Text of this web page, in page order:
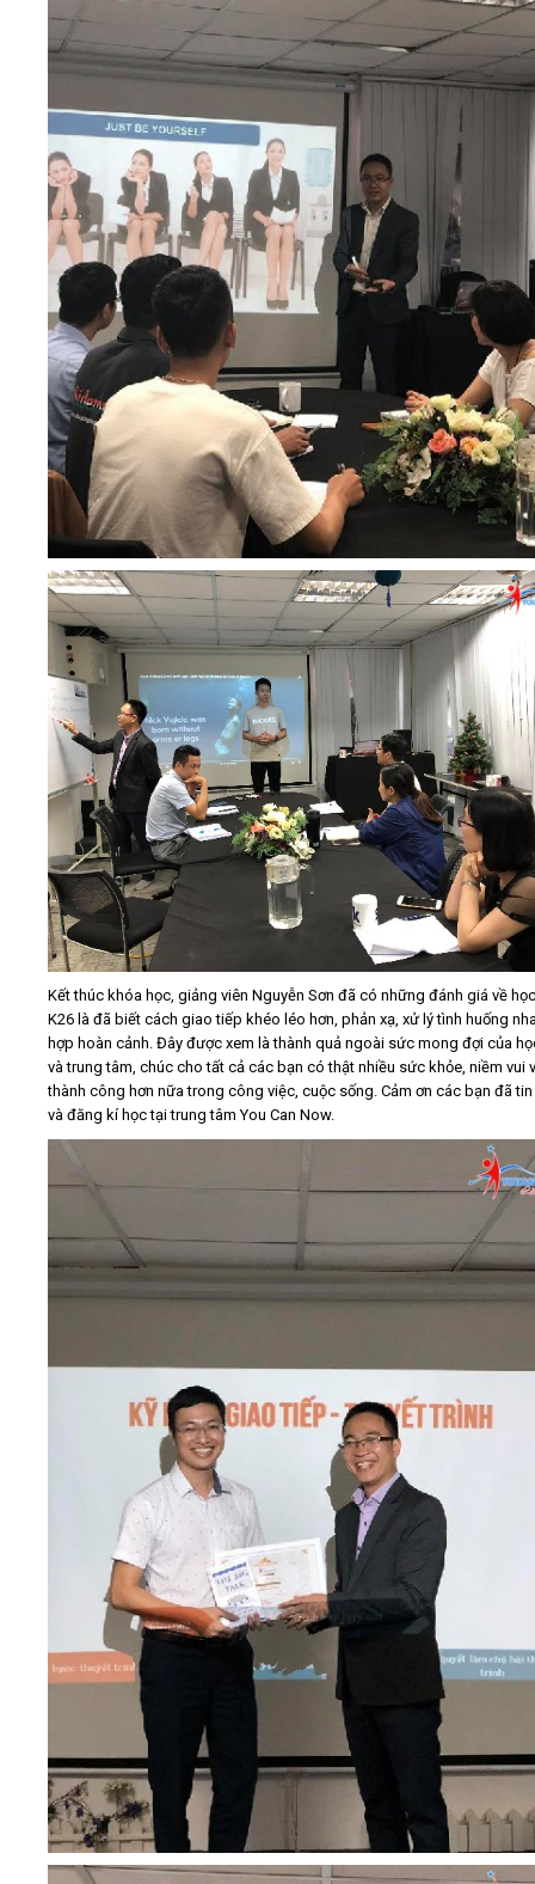
Kết thúc khóa học, giảng viên Nguyễn Sơn đã có những đánh giá về
K26 là đã biết cách giao tiếp khéo léo hơn, phản xạ, xử lý tình huống
hợp hoàn cảnh. Đây được xem là thành quả ngoài sức mong đợi của
và trung tâm, chúc cho tất cả các bạn có thật nhiều sức khỏe, niềm vui
thành công hơn nữa trong công việc, cuộc sống. Cảm ơn các bạn đã
và đăng kí học tại trung tâm You Can Now.